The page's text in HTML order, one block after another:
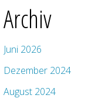
Archiv
Juni 2026
Dezember 2024
August 2024